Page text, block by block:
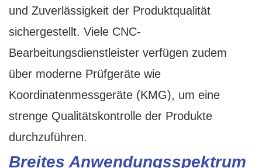
und Zuverlässigkeit der Produktqualität
sichergestellt. Viele CNC-
Bearbeitungsdienstleister verfügen zudem
über moderne Prüfgeräte wie
Koordinatenmessgeräte (KMG), um eine
strenge Qualitätskontrolle der Produkte
durchzuführen.
Breites Anwendungsspektrum